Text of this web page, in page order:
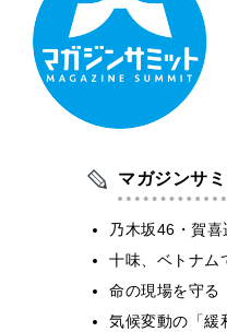
マガジンサ
乃木坂46・賀
十味、ベトナム
命の現場を守る
気候変動の「緩